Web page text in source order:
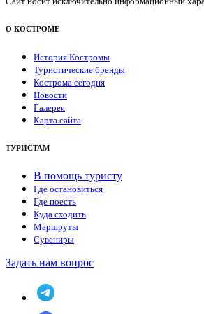
О КОСТРОМЕ
История Костромы
Туристические бренды
Кострома сегодня
Новости
Галерея
Карта сайта
ТУРИСТАМ
В помощь туристу
Где остановиться
Где поесть
Куда сходить
Маршруты
Сувениры
Задать нам вопрос